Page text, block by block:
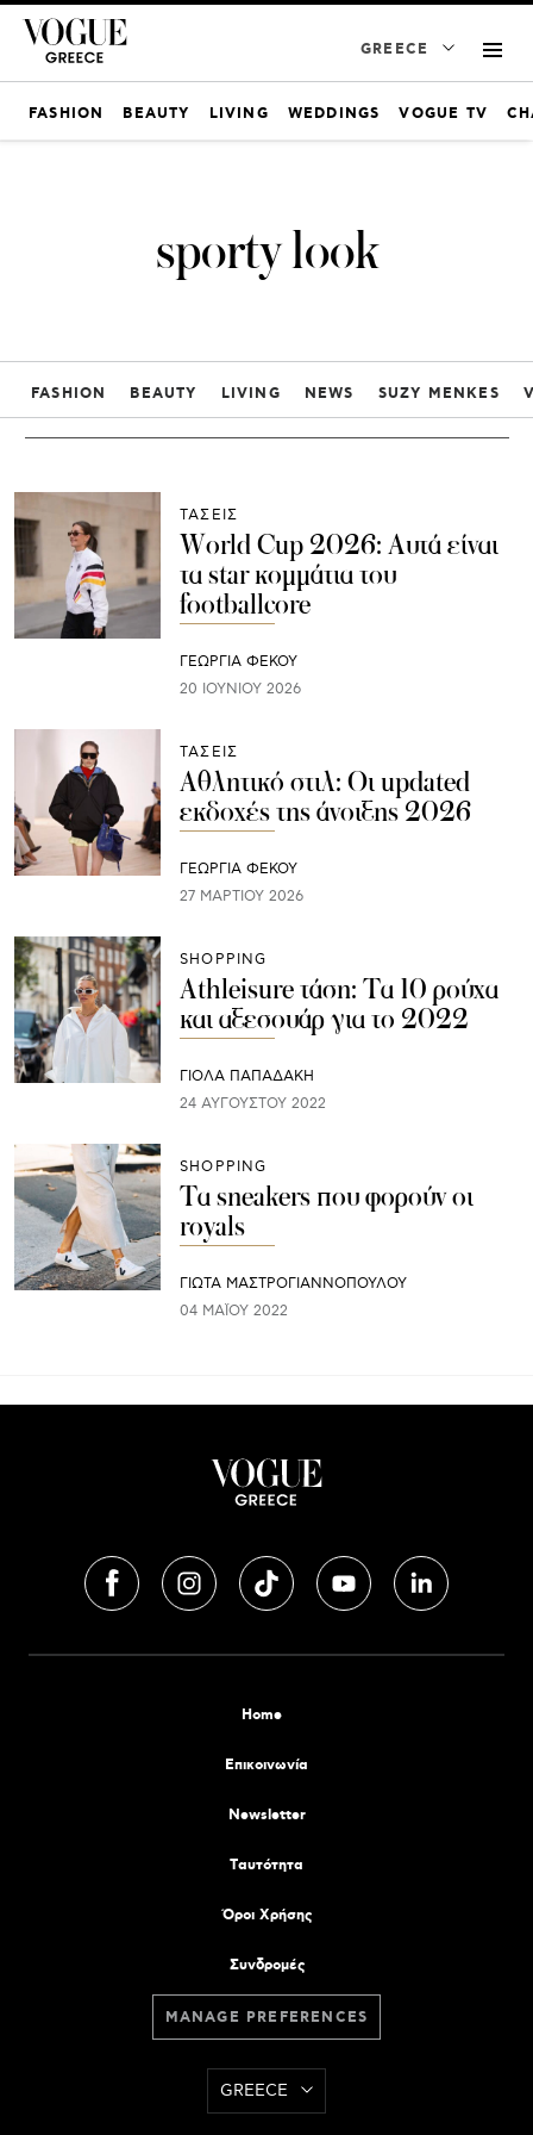
GREECE
FASHION BEAUTY LIVING WEDDINGS VOGUE TV
sporty look
FASHION BEAUTY LIVING NEWS SUZY MENKES
ΤΑΣΕΙΣ
World Cup 2026: Αυτά είναι
τα star κομμάτια του
footballcore
ΓΕΩΡΓΙΑ ΦΕΚΟΥ
20 ΙΟΥΝΊΟΥ 2026
ΤΑΣΕΙΣ
Αθλητικό στιλ: Οι updated
εκδοχές της άνοιξης 2026
ΓΕΩΡΓΙΑ ΦΕΚΟΥ
27 ΜΑΡΤΊΟΥ 2026
SHOPPING
Athleisure τάση: Τα 10 ρούχα
και αξεσουάρ για το 2022
ΓΙΌΛΑ ΠΑΠΑΔΆΚΗ
24 ΑΥΓΟΎΣΤΟΥ 2022
SHOPPING
Τα sneakers που φορούν οι
royals
ΓΙΩΤΑ ΜΑΣΤΡΟΓΙΑΝΝΟΠΟΥΛΟΥ
04 ΜΑΪ́ΟΥ 2022
Home
Επικοινωνία
Newsletter
Tαυτότητα
Όροι Χρήσης
Συνδρομές
MANAGE PREFERENCES
GREECE